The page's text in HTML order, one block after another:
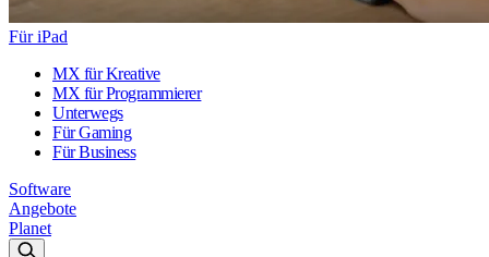
Für iPad
MX für Kreative
MX für Programmierer
Unterwegs
Für Gaming
Für Business
Software
Angebote
Planet